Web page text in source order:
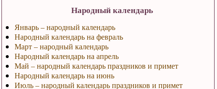
Народный календарь
Январь – народный календарь
Народный календарь на февраль
Март – народный календарь
Народный календарь на апрель
Май – народный календарь праздников и примет
Народный календарь на июнь
Июль – народный календарь праздников и примет